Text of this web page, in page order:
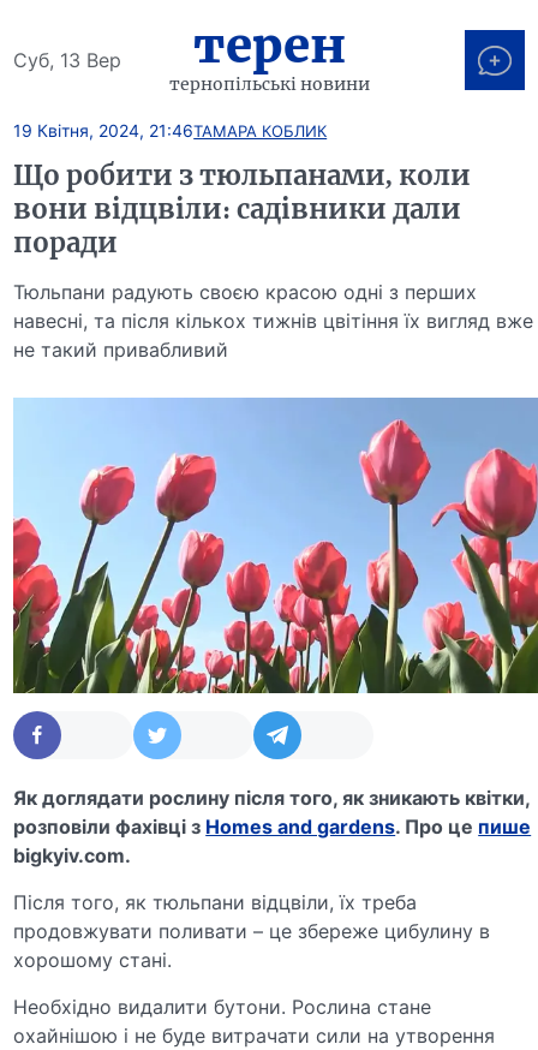
Суб, 13 Вер терен
тернопільські новини
19 Квітня, 2024, 21:46ТАМАРА КОБЛИК
Що робити з тюльпанами, коли
вони відцвіли: садівники дали
поради
Тюльпани радують своєю красою одні з перших
навесні, та після кількох тижнів цвітіння їх вигляд вже
не такий привабливий
Як доглядати рослину після того, як зникають квітки,
розповіли фахівці з Homes and gardens. Про це пише
bigkyiv.com.
Після того, як тюльпани відцвіли, їх треба
продовжувати поливати – це збереже цибулину в
хорошому стані.
Необхідно видалити бутони. Рослина стане
охайнішою і не буде витрачати сили на утворення